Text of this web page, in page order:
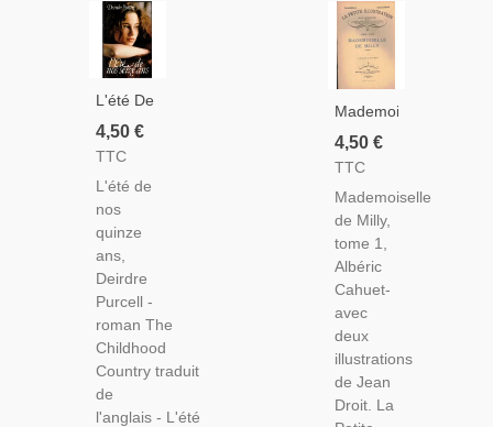
L'été De
Nos
Seize
Deirdre
Purcell,
1995 -
Irlande,
Roman
D'amour,
4,50 €
TTC
L'été de
nos
quinze
ans,
Deirdre
Purcell -
roman The
Childhood
Country traduit
de
l'anglais - L'été
Mademoiselle
De Milly,
T1,
Cahuet -
Roman
Populaire,
La Petite
Illustration
Roman
N°169
1928
4,50 €
TTC
Mademoiselle
de Milly,
tome 1,
Albéric
Cahuet-
avec
deux
illustrations
de Jean
Droit. La